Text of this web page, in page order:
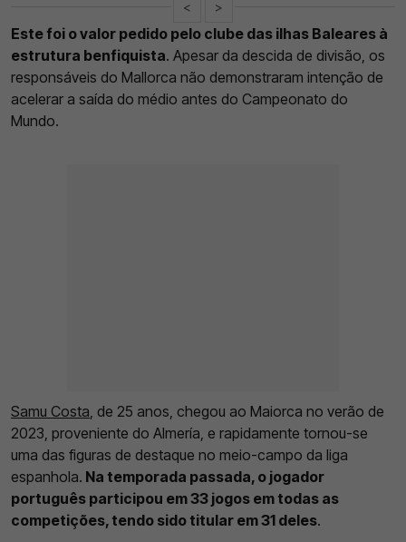
< >
Este foi o valor pedido pelo clube das ilhas Baleares à
estrutura benfiquista. Apesar da descida de divisão, os
responsáveis do Mallorca não demonstraram intenção de
acelerar a saída do médio antes do Campeonato do
Mundo.
Samu Costa , de 25 anos, chegou ao Maiorca no verão de
2023, proveniente do Almería, e rapidamente tornou-se
uma das figuras de destaque no meio-campo da liga
espanhola. Na temporada passada, o jogador
português participou em 33 jogos em todas as
competições, tendo sido titular em 31 deles.